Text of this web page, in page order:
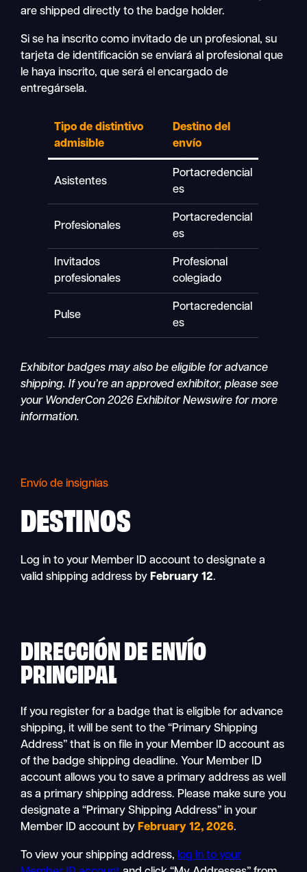
are shipped directly to the badge holder.
Si se ha inscrito como invitado de un profesional, su
tarjeta de identificación se enviará al profesional que
le haya inscrito, que será el encargado de
entregársela.
Tipo de distintivo
admisible
Destino del
envío
Asistentes
Portacredencial
es
Profesionales
Portacredencial
es
Invitados
profesionales
Profesional
colegiado
Pulse
Portacredencial
es
Exhibitor badges may also be eligible for advance
shipping. If you’re an approved exhibitor, please see
your WonderCon 2026 Exhibitor Newswire for more
information.
Envío de insignias
DESTINOS
Log in to your Member ID account to designate a
valid shipping address by February 12.
DIRECCIÓN DE ENVÍO
PRINCIPAL
If you register for a badge that is eligible for advance
shipping, it will be sent to the “Primary Shipping
Address” that is on file in your Member ID account as
of the badge shipping deadline. Your Member ID
account allows you to save a primary address as well
as a primary shipping address. Please make sure you
designate a “Primary Shipping Address” in your
Member ID account byFebruary 12, 2026.
To view your shipping address, log in to your